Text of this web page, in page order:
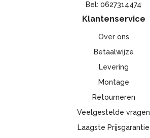
Bel: 0627314474
Klantenservice
Over ons
Betaalwijze
Levering
Montage
Retourneren
Veelgestelde vragen
Laagste Prijsgarantie